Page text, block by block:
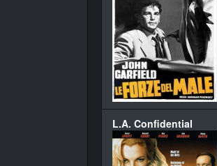
L.A. Confidential